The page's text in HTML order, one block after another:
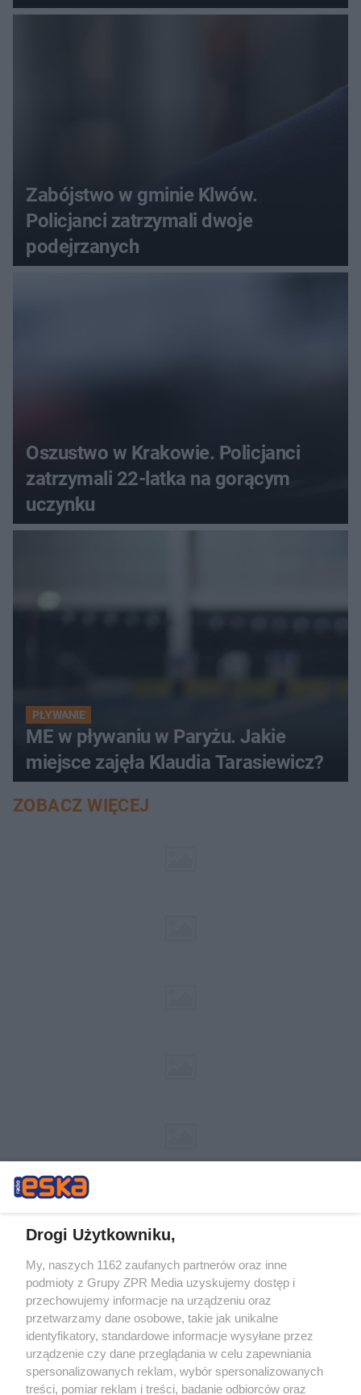
substancji
Zabójstwo w gminie Klwów.
Policjanci zatrzymali dwoje
podejrzanych
Oszustwo w Krakowie. Policjanci
zatrzymali 22-latka na gorącym
uczynku
PŁYWANIE
ME w pływaniu w Paryżu. Jakie
miejsce zajęła Klaudia Tarasiewicz?
ZOBACZ WIĘCEJ
Żaden utwór zamieszczony w serwisie nie może być powielany i
rozpowszechniany lub dalej rozpowszechniany w jakikolwiek sposób (w
tym także elektroniczny lub mechaniczny) na jakimkolwiek polu
eksploatacji w jakiejkolwiek formie, włącznie z umieszczaniem w
Internecie bez pisemnej zgody właściciela praw. Jakiekolwiek użycie lub
wykorzystanie utworów w całości lub w części z naruszeniem prawa,
tzn. bez właściwej zgody, jest zabronione pod groźbą kary i może być
ścigane prawnie.
Drogi Użytkowniku,
My, naszych 1162 zaufanych partnerów oraz inne
podmioty z Grupy ZPR Media uzyskujemy dostęp i
przechowujemy informacje na urządzeniu oraz
przetwarzamy dane osobowe, takie jak unikalne
identyfikatory, standardowe informacje wysyłane przez
urządzenie czy dane przeglądania w celu zapewniania
spersonalizowanych reklam, wybór spersonalizowanych
treści, pomiar reklam i treści, badanie odbiorców oraz